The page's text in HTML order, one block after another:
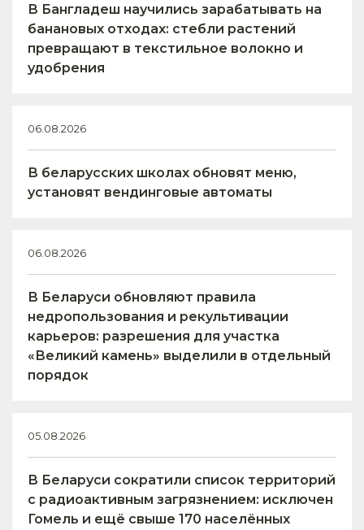
В Бангладеш научились зарабатывать на
банановых отходах: стебли растений
превращают в текстильное волокно и
удобрения
06.08.2026
В беларусских школах обновят меню,
установят вендинговые автоматы
06.08.2026
В Беларуси обновляют правила
недропользования и рекультивации
карьеров: разрешения для участка
«Великий камень» выделили в отдельный
порядок
05.08.2026
В Беларуси сократили список территорий
с радиоактивным загрязнением: исключен
Гомель и ещё свыше 170 населённых